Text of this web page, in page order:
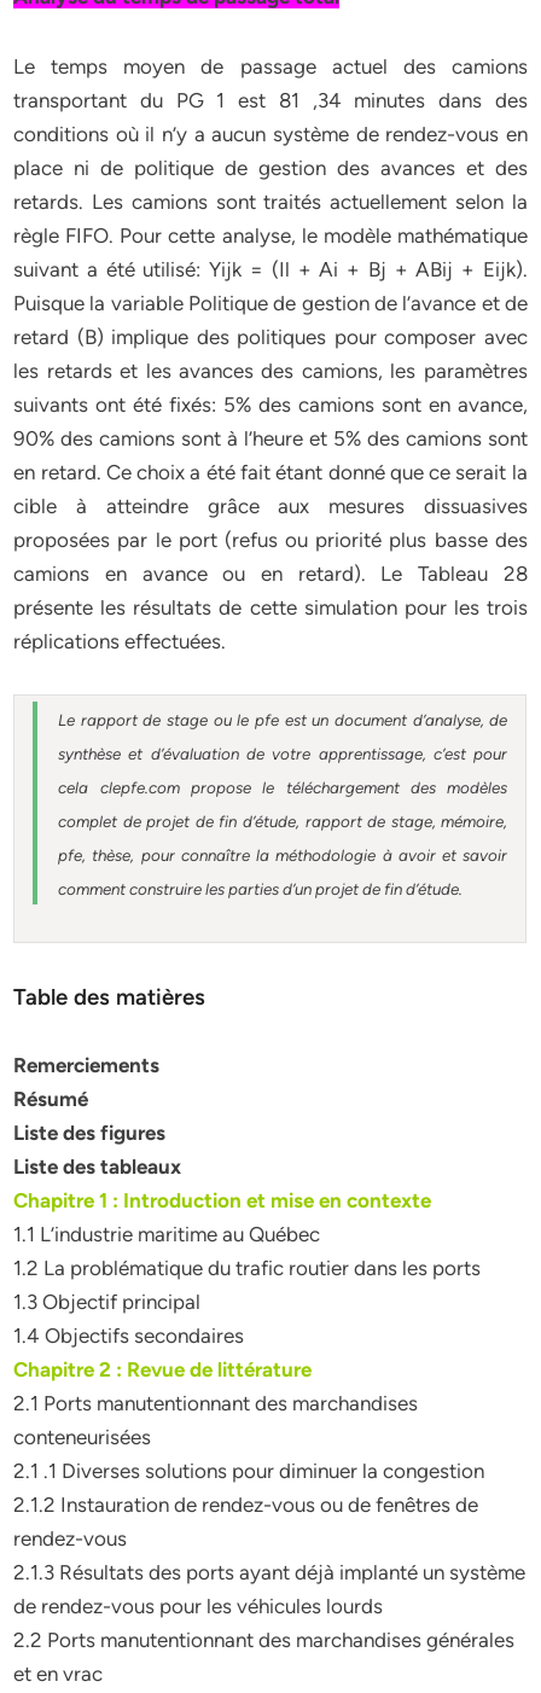
Le temps moyen de passage actuel des camions
transportant du PG 1 est 81 ,34 minutes dans des
conditions où il n’y a aucun système de rendez-vous en
place ni de politique de gestion des avances et des
retards. Les camions sont traités actuellement selon la
règle FIFO. Pour cette analyse, le modèle mathématique
suivant a été utilisé: Yijk = (Il + Ai + Bj + ABij + Eijk).
Puisque la variable Politique de gestion de l’avance et de
retard (B) implique des politiques pour composer avec
les retards et les avances des camions, les paramètres
suivants ont été fixés: 5% des camions sont en avance,
90% des camions sont à l’heure et 5% des camions sont
en retard. Ce choix a été fait étant donné que ce serait la
cible à atteindre grâce aux mesures dissuasives
proposées par le port (refus ou priorité plus basse des
camions en avance ou en retard). Le Tableau 28
présente les résultats de cette simulation pour les trois
réplications effectuées.
Le rapport de stage ou le pfe est un document d’analyse, de
synthèse et d’évaluation de votre apprentissage, c’est pour
cela clepfe.com propose le téléchargement des modèles
complet de projet de fin d’étude, rapport de stage, mémoire,
pfe, thèse, pour connaître la méthodologie à avoir et savoir
comment construire les parties d’un projet de fin d’étude.
Table des matières
Remerciements
Résumé
Liste des figures
Liste des tableaux
Chapitre 1 : Introduction et mise en contexte
1.1 L’industrie maritime au Québec
1.2 La problématique du trafic routier dans les ports
1.3 Objectif principal
1.4 Objectifs secondaires
Chapitre 2 : Revue de littérature
2.1 Ports manutentionnant des marchandises
conteneurisées
2.1 .1 Diverses solutions pour diminuer la congestion
2.1.2 Instauration de rendez-vous ou de fenêtres de
rendez-vous
2.1.3 Résultats des ports ayant déjà implanté un système
de rendez-vous pour les véhicules lourds
2.2 Ports manutentionnant des marchandises générales
et en vrac